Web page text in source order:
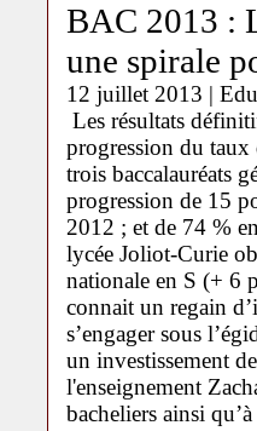
BAC 2013 :
une spirale
12 juillet 2013 |
Les résultats
progression du taux
trois baccalauréats
progression de 15
2012 ; et de 74 %
lycée Joliot-Curie
nationale en S (+ 6
connait un regain
s’engager sous
un investissement
l'enseignement
bacheliers ainsi